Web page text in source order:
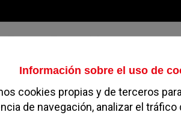
Sábado, 08 de agosto de 2026
NOROESTE SOCIEDAD MAGAZINE